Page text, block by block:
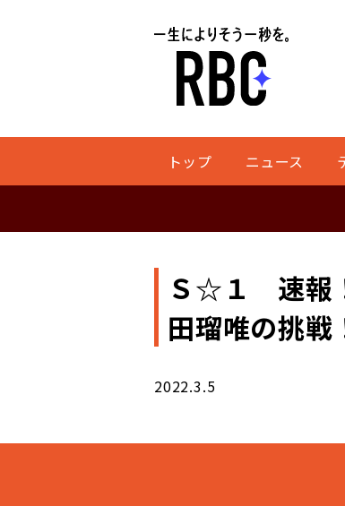
トップ ニュース
Ｓ☆１ 速報
田瑠唯の挑戦
2022.3.5